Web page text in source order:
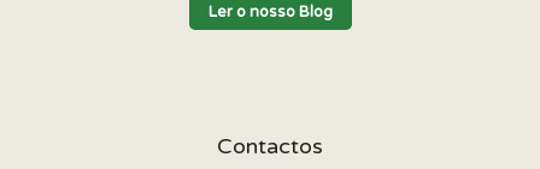
Ler o nosso Blog
Contactos